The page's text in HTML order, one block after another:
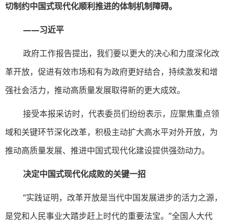
切制约中国式现代化顺利推进的体制机制障碍。
——习近平
政府工作报告提出，我们要以更大的决心和力度深化改
革开放，促进有效市场和有为政府更好结合，持续激发和增
强社会活力，推动高质量发展取得新的更大成效。
接受本报采访时，代表委员们纷纷表示，应聚焦重点领
域和关键环节深化改革，积极主动扩大高水平对外开放，为
推动高质量发展、推进中国式现代化建设提供强劲动力。
决定中国式现代化成败的关键一招
“实践证明，改革开放是当代中国发展进步的活力之源，
是党和人民事业大踏步赶上时代的重要法宝。”全国人大代